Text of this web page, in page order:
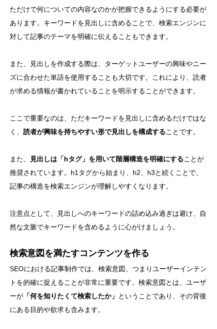
ただけで何についての内容なのかが把握できるようにする必要が
あります。キーワードを見出しに含めることで、検索エンジンに
対して記事のテーマを明確に伝えることもできます。
また、見出しを作成する際は、ターゲットユーザーの興味やニー
ズに合わせた単語を使用することも大切です。これにより、読者
が求める情報が書かれていることを明示することができます。
ここで重要なのは、ただキーワードを見出しに含めるだけではな
く、 読者が興味を持ちやすい形で見出しを構成することです。
また、 見出しは「hタグ」を用いて階層構造を明確にすることが
推奨されています。h1タグから始まり、h2、h3と続くことで、
記事の構造を検索エンジンが理解しやすくなります。
注意点として、見出しへのキーワードの詰め込み過ぎは避け、自
然な文脈でキーワードを含めるように心がけましょう。
検索意図を満たすコンテンツを作る
SEOにおける記事制作では、検索意図、つまりユーザーインテン
トを的確に捉えることが非常に重要です。検索意図とは、ユーザ
ーが 「何を知りたくて検索したか」 ということであり、その背後
にある目的や欲求も含みます。